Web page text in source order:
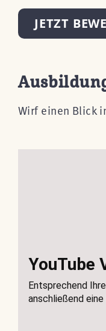
JETZT
Wirf einen Blick